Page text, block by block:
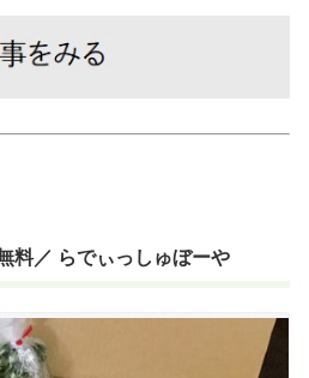
料／ らでぃっしゅぼーや